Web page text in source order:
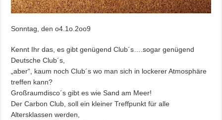
Sonntag, den o4.1o.2oo9
Kennt Ihr das, es gibt genügend Club´s….sogar genügend
Deutsche Club´s,
„aber“, kaum noch Club´s wo man sich in lockerer Atmosphäre
treffen kann?
Großraumdisco´s gibt es wie Sand am Meer!
Der Carbon Club, soll ein kleiner Treffpunkt für alle
Altersklassen werden,